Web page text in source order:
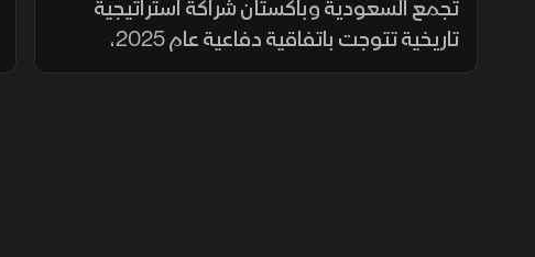
تجمع السعودية وباكستان شراكة استراتيجية
تاريخية تتوجت باتفاقية دفاعية عام 2025،
واستثمارات مرتقبة بقيمة 25 مليار دولار تشمل